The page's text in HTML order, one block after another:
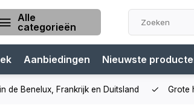
Alle
categorieën
Aanbiedingen Nieuwste
de Benelux, Frankrijk en Duitsland Grote